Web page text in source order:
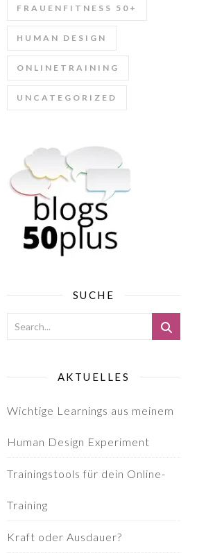
FRAUENFITNESS 50+
HUMAN DESIGN
ONLINETRAINING
UNCATEGORIZED
SUCHE
AKTUELLES
Wichtige Learnings aus meinem
Human Design Experiment
Trainingstools für dein Online-
Training
Kraft oder Ausdauer?